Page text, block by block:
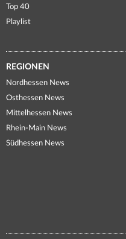
Top 40
Playlist
REGIONEN
Nordhessen News
Osthessen News
Mittelhessen News
Rhein-Main News
Südhessen News